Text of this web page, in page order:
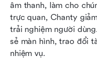
âm thanh, làm cho
trực quan, Chanty
trải nghiệm người
sẻ màn hình, trao đổi
nhiệm vụ.